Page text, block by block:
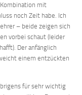
mit
noch Zeit habe. Ich
– beide zeigen sich
vorbei schaut (leider
Der anfänglich
einem entzückten
für sehr wichtig